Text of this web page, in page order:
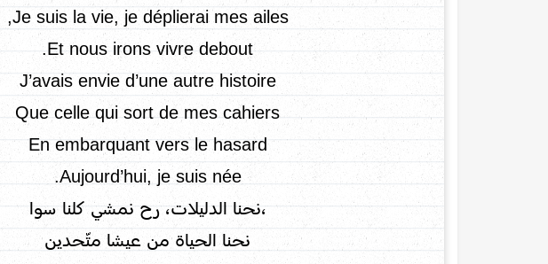
Je suis la vie, je déplierai mes ailes,
Et nous irons vivre debout.
J’avais envie d’une autre histoire
Que celle qui sort de mes cahiers
En embarquant vers le hasard
Aujourd’hui, je suis née.
،نحنا الدليلات، رح نمشي كلنا سوا
نحنا الحياة من عيشا متّحدين